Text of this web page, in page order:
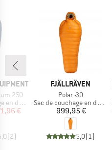
250
duvet
réduit
€
(2)
MARQUE
FJÄLLRÄVEN
Article
Polar -30
Product group
Sac de couchage en duvet
Prix
999,95 €
5,0(1)